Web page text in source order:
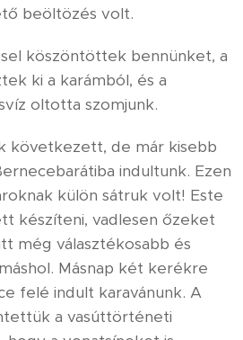
beöltözés volt.
köszöntöttek bennünket, a
ki a karámból, és a
oltotta szomjunk.
következett, de már kisebb
indultunk. Ezen
külön sátruk volt! Este
készíteni, vadlesen őzeket
még választékosabb és
Másnap két kerékre
felé indult karavánunk. A
a vasúttörténeti